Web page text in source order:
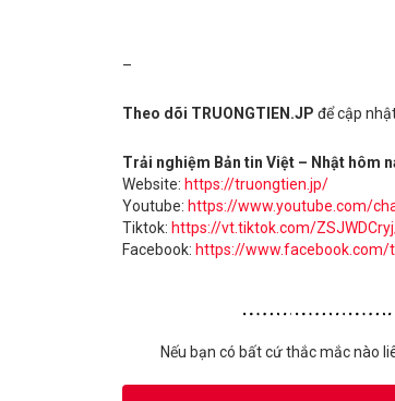
–
Theo dõi TRUONGTIEN.JP để cập
Trải nghiệm Bản tin Việt – Nhật hôm
Website: https://truongtien.jp/
Youtube: https://www.youtube.com/
Tiktok: https://vt.tiktok.com/
Facebook: https://www.facebook.com/
Nếu bạn có bất cứ thắc mắc nào